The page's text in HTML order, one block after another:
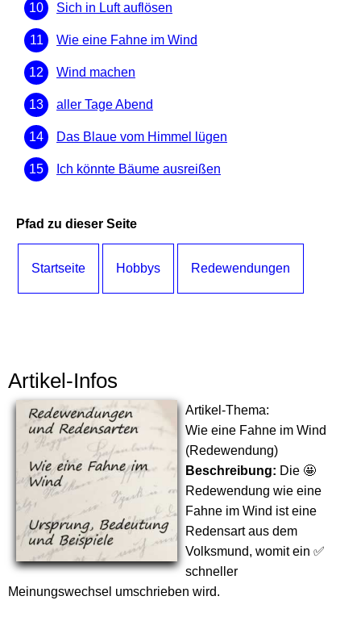
Sich in Luft auflösen
Wie eine Fahne im Wind
Wind machen
aller Tage Abend
Das Blaue vom Himmel lügen
Ich könnte Bäume ausreißen
Pfad zu dieser Seite
Startseite Hobbys Redewendungen
Artikel-Infos
Artikel-Thema:
Wie eine Fahne im Wind
(Redewendung)
Beschreibung: Die 🤩
Redewendung wie eine
Fahne im Wind ist eine
Redensart aus dem
Volksmund, womit ein ✅
schneller
Meinungswechsel umschrieben wird.